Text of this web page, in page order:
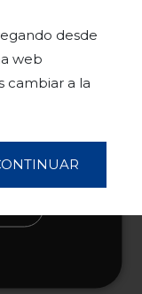
desde
web
cambiar a la
Al
acepta
con
Más